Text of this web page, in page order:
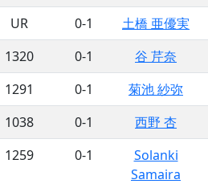
UR 0-1
土橋 亜優実
1320 0-1
谷 芹奈
1291 0-1
菊池 紗弥
1038 0-1
西野 杏
1259 0-1
Solanki
Samaira